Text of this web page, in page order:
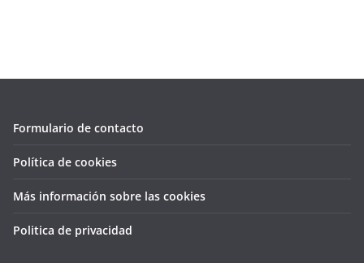
Formulario de contacto
Política de cookies
Más información sobre las cookies
Politica de privacidad